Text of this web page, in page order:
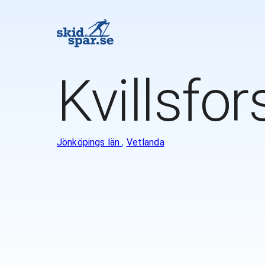
Jönköpings län, Vetlanda